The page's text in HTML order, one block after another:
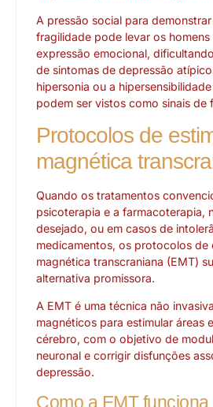
A pressão social para
fragilidade pode levar os homens
expressão emocional,
de sintomas de depressão
hipersonia ou a
podem ser vistos como sinais de
Protocolos de
magnética
Quando os tratamentos
psicoterapia e a farmacoterapia,
desejado, ou em casos de
medicamentos, os protocolos de
magnética transcraniana (EMT)
alternativa promissora.
A EMT é uma técnica não
magnéticos para estimular áreas
cérebro, com o objetivo de
neuronal e corrigir disfunções
depressão.
Como a EMT